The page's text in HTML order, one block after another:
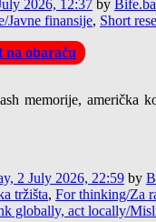
2026, 12:37 by Bife.ba
Javne finansije, Short
na obaraču
memorije, američka
2 July 2026, 22:59 by
tržišta, For thinking/Za
globally, act locally/